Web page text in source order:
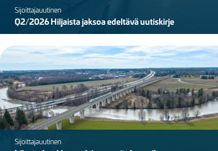
Sijoittajauutinen
Q2/2026 Hiljaista jaksoa edeltävä uutiskirje
Kuva
Sijoittajauutinen